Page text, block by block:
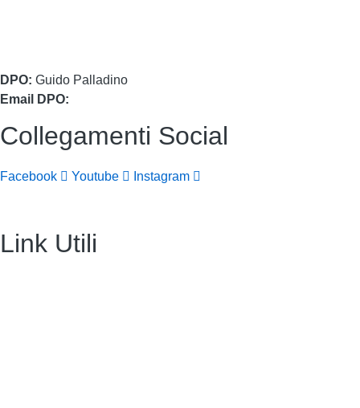
DPO: Guido Palladino
Email DPO:
Collegamenti Social
Facebook Youtube Instagram
Link Utili